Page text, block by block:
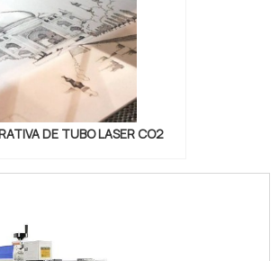
fornecimento de soluções
que contribuirão com o
da sua
EM CORTE A LASER DE
LaserTools possui uma
composta por técnicos,
que disponibilizam os
corte a laser aço, a
fornecendo as melhores
DE TUBO LASER CO2